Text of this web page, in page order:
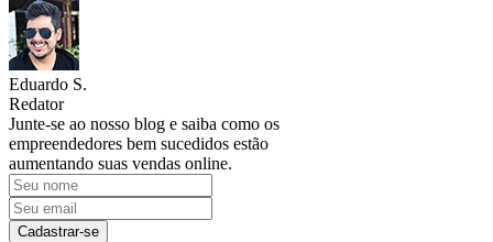
Eduardo S.
Redator
Junte-se ao nosso blog e saiba como os
empreendedores bem sucedidos estão
aumentando suas vendas online.
Cadastrar-se